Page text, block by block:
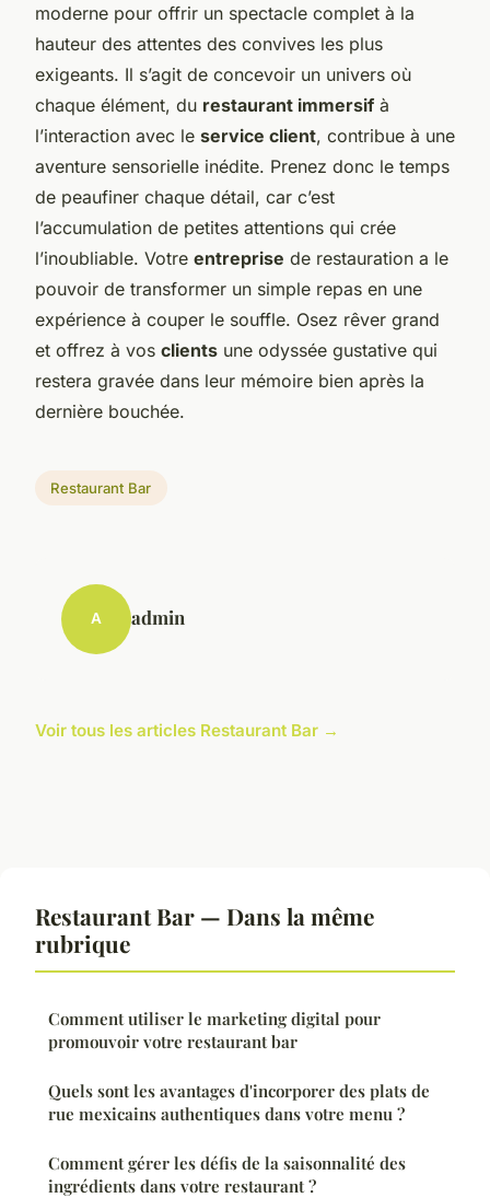
moderne pour offrir un spectacle complet à la
hauteur des attentes des convives les plus
exigeants. Il s’agit de concevoir un univers où
chaque élément, du restaurant immersif à
l’interaction avec le service client, contribue à une
aventure sensorielle inédite. Prenez donc le temps
de peaufiner chaque détail, car c’est
l’accumulation de petites attentions qui crée
l’inoubliable. Votre entreprise de restauration a le
pouvoir de transformer un simple repas en une
expérience à couper le souffle. Osez rêver grand
et offrez à vos clients une odyssée gustative qui
restera gravée dans leur mémoire bien après la
dernière bouchée.
Restaurant Bar
A admin
Voir tous les articles Restaurant Bar →
Restaurant Bar — Dans la même
rubrique
Comment utiliser le marketing digital pour
promouvoir votre restaurant bar
Quels sont les avantages d'incorporer des plats de
rue mexicains authentiques dans votre menu ?
Comment gérer les défis de la saisonnalité des
ingrédients dans votre restaurant ?